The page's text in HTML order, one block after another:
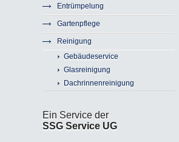
Entrümpelung
Gartenpflege
Reinigung
Gebäudeservice
Glasreinigung
Dachrinnenreinigung
Ein Service der
SSG Service UG